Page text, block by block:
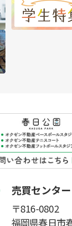
売買センター
〒816-0802
福岡県春日市